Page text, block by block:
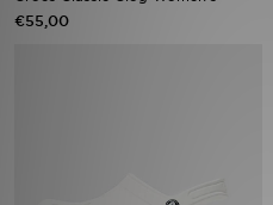
€55,00
Sports